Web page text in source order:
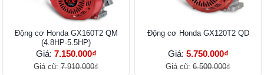
Động cơ Honda GX160T2 QM
(4.8HP-5.5HP)
Giá: 7.150.000₫
Giá cũ: 7.910.000₫
Động cơ Honda GX120T2 QD
Giá: 5.750.000₫
Giá cũ: 6.500.000₫